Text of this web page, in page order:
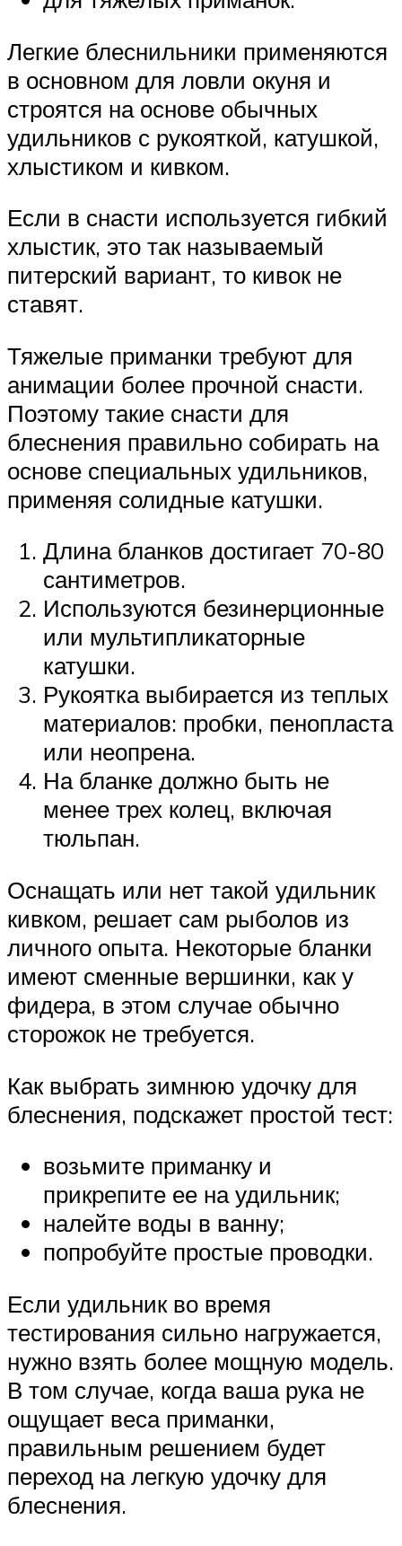
Легкие блеснильники применяются
в основном для ловли окуня и
строятся на основе обычных
удильников с рукояткой, катушкой,
хлыстиком и кивком.
Если в снасти используется гибкий
хлыстик, это так называемый
питерский вариант, то кивок не
ставят.
Тяжелые приманки требуют для
анимации более прочной снасти.
Поэтому такие снасти для
блеснения правильно собирать на
основе специальных удильников,
применяя солидные катушки.
Длина бланков достигает 70-80
сантиметров.
Используются безинерционные
или мультипликаторные
катушки.
Рукоятка выбирается из теплых
материалов: пробки, пенопласта
или неопрена.
На бланке должно быть не
менее трех колец, включая
тюльпан.
Оснащать или нет такой удильник
кивком, решает сам рыболов из
личного опыта. Некоторые бланки
имеют сменные вершинки, как у
фидера, в этом случае обычно
сторожок не требуется.
Как выбрать зимнюю удочку для
блеснения, подскажет простой тест:
возьмите приманку и
прикрепите ее на удильник;
налейте воды в ванну;
попробуйте простые проводки.
Если удильник во время
тестирования сильно нагружается,
нужно взять более мощную модель.
В том случае, когда ваша рука не
ощущает веса приманки,
правильным решением будет
переход на легкую удочку для
блеснения.